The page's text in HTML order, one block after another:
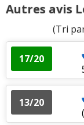
Autres avis
(Tri
17/20
13/20